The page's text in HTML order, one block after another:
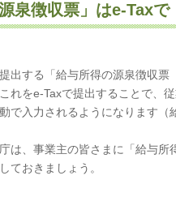
源泉徴収票」はe-Tax
出する「給与所得の源泉徴収
れをe-Taxで提出することで、
で入力されるようになります
は、事業主の皆さまに「給与
ておきましょう。